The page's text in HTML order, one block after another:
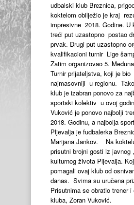
udbalski klub Breznica,
koktelom obilježio je kraj
impresivne 2018. Godine. U
treći put uzastopno postao
prvak. Drugi put uzastopno
kvalifikacioni turnir Lige
Zatim organizovao 5.
Turnir prijateljstva, koji je bio
najmasovniji u regionu.
klub je izabran ponovo za
sportski kolektiv u ovoj
Vuković je ponovo najbolji
2018. Godinu, a najbolja
Pljevalja je fudbalerka
Marijana Jankov. Na
prisutni brojni gosti iz javnog
kulturnog života Pljevalja.
pomagali ovaj klub od
danas. Svima su uručena
Prisutnima se obratio trener i
kluba, Zoran Vuković.